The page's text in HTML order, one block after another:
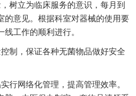
立为临床服务的意识，每月到
的意见。根据科室对器械的使用要
工作的顺利进行。
，保证各种无菌物品做好安全
网络化管理，提高管理效率。